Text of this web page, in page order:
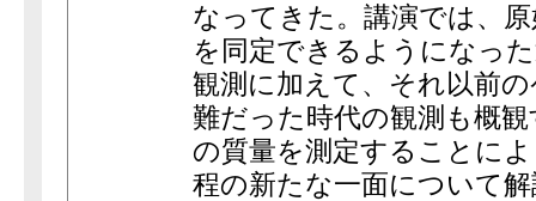
なってきた。講演では、
を同定できるようになっ
観測に加えて、それ以前
難だった時代の観測も概
の質量を測定することに
程の新たな一面について